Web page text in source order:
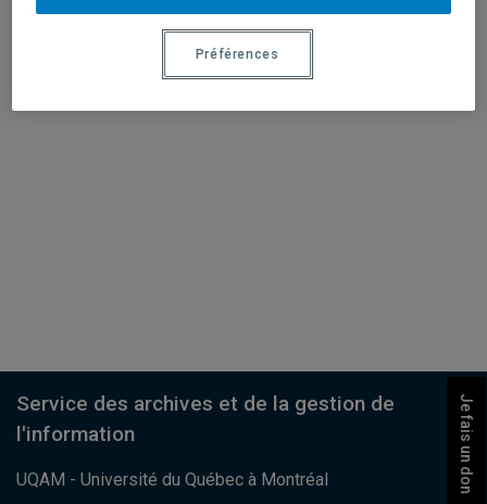
Fonds d’archives du Services des communications.
Journal L’UQAM, vol. 7, no 17.
Je fais un don
UQAM - Université du Québec à Montréal
Service des archives et de la gestion de
l'information
Préférences